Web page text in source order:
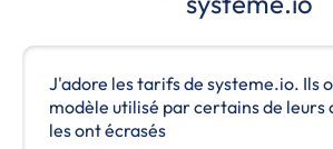
J'adore les tarifs de systeme.io. Ils
modèle utilisé par certains de leurs
les ont écrasés